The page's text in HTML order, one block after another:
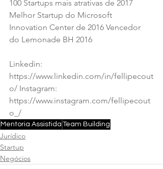
100 Startups mais atrativas de 2017
Melhor Startup do Microsoft
Innovation Center de 2016 Vencedor
do Lemonade BH 2016
Linkedin:
https://www.linkedin.com/in/fellipecout
o/ Instagram:
https://www.instagram.com/fellipecout
o_/
Mentoria Assistida Team Building
Jurídico
Startup
Negócios